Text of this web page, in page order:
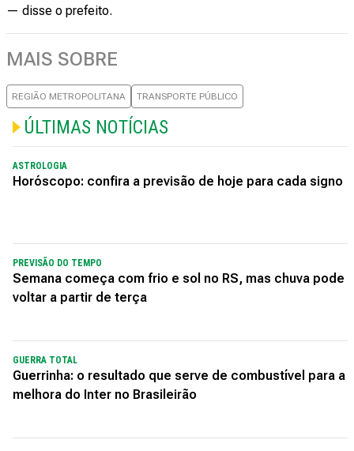
— disse o prefeito.
MAIS SOBRE
REGIÃO METROPOLITANA TRANSPORTE PÚBLICO
ÚLTIMAS NOTÍCIAS
ASTROLOGIA
Horóscopo: confira a previsão de hoje para cada signo
PREVISÃO DO TEMPO
Semana começa com frio e sol no RS, mas chuva pode
voltar a partir de terça
GUERRA TOTAL
Guerrinha: o resultado que serve de combustível para a
melhora do Inter no Brasileirão